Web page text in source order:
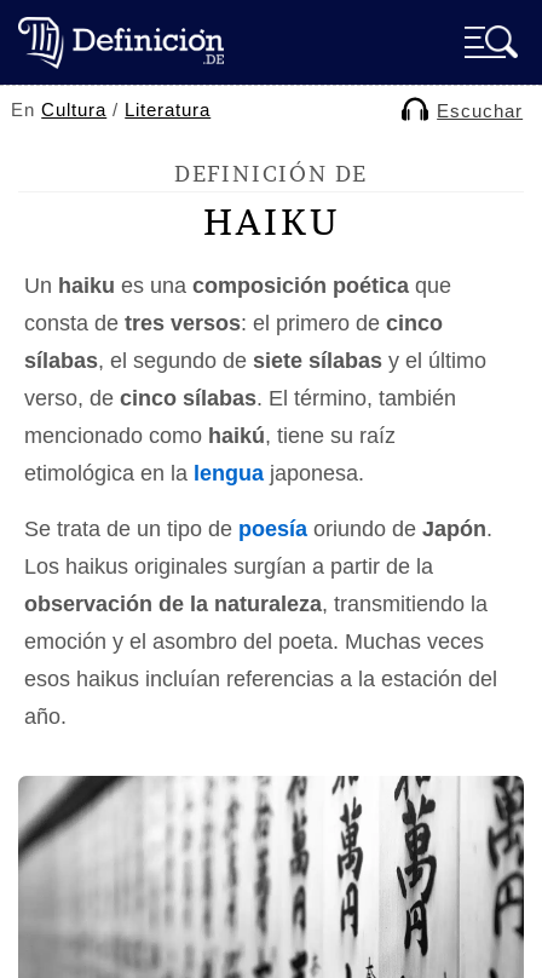
EnCultura / Literatura Escuchar
DEFINICIÓN DE
HAIKU
Un haiku es una composición poética que
consta de tres versos: el primero de cinco
sílabas, el segundo de siete sílabas y el último
verso, de cinco sílabas. El término, también
mencionado como haikú, tiene su raíz
etimológica en la lengua japonesa.
Se trata de un tipo de poesía oriundo de Japón.
Los haikus originales surgían a partir de la
observación de la naturaleza, transmitiendo la
emoción y el asombro del poeta. Muchas veces
esos haikus incluían referencias a la estación del
año.